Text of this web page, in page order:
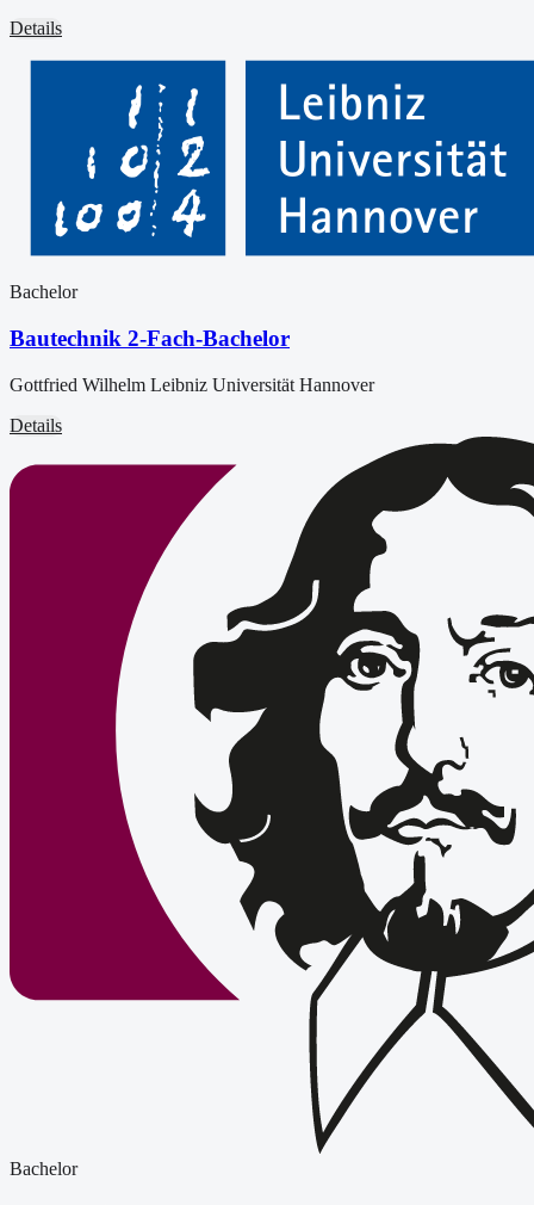
Details
Bachelor
Bautechnik 2-Fach-Bachelor
Gottfried Wilhelm Leibniz Universität Hannover
Details
Bachelor